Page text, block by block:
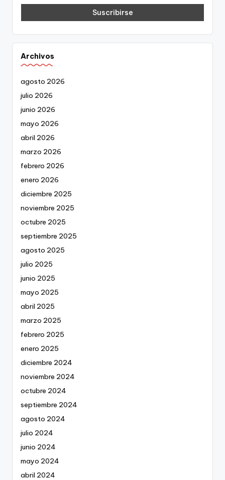
Archivos
agosto 2026
julio 2026
junio 2026
mayo 2026
abril 2026
marzo 2026
febrero 2026
enero 2026
diciembre 2025
noviembre 2025
octubre 2025
septiembre 2025
agosto 2025
julio 2025
junio 2025
mayo 2025
abril 2025
marzo 2025
febrero 2025
enero 2025
diciembre 2024
noviembre 2024
octubre 2024
septiembre 2024
agosto 2024
julio 2024
junio 2024
mayo 2024
abril 2024